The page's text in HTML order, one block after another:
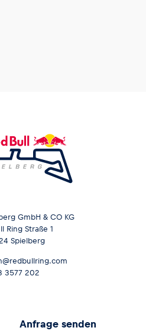
GmbH & CO KG
Ring Straße 1
Spielberg
3577 202
Anfrage senden